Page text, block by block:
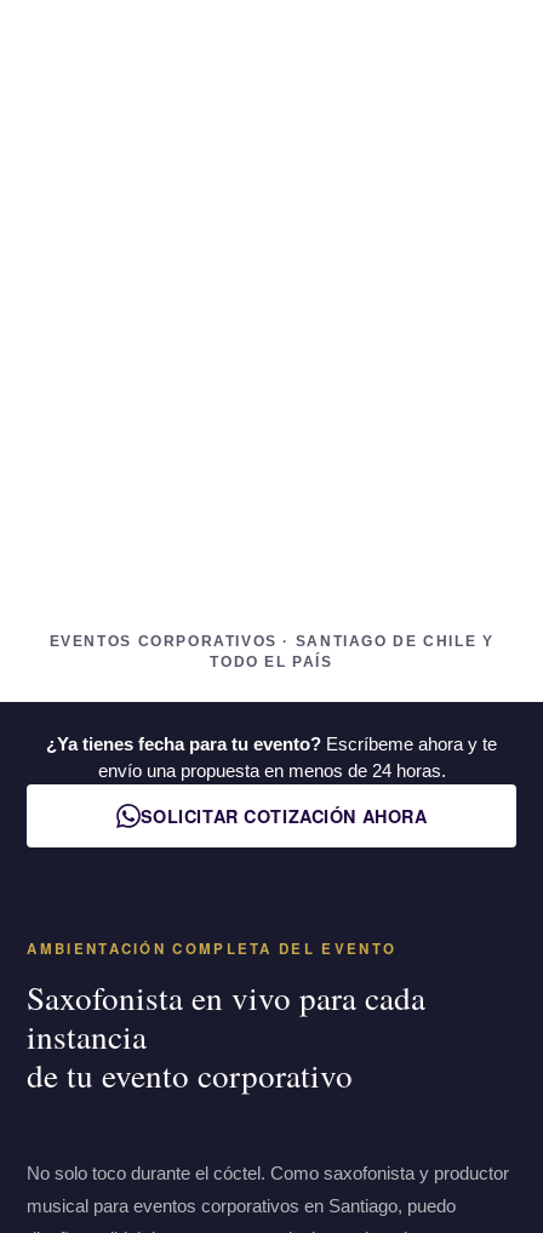
EVENTOS CORPORATIVOS · SANTIAGO DE CHILE Y
TODO EL PAÍS
¿Ya tienes fecha para tu evento? Escríbeme ahora y te
envío una propuesta en menos de 24 horas.
SOLICITAR COTIZACIÓN AHORA
AMBIENTACIÓN COMPLETA DEL EVENTO
Saxofonista en vivo para cada
instancia
de tu evento corporativo
No solo toco durante el cóctel. Como saxofonista y productor
musical para eventos corporativos en Santiago, puedo